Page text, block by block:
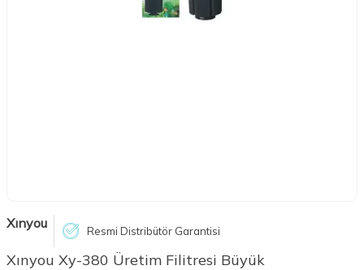
Xınyou Resmi Distribütör Garantisi
Xınyou Xy-380 Üretim Filitresi Büyük